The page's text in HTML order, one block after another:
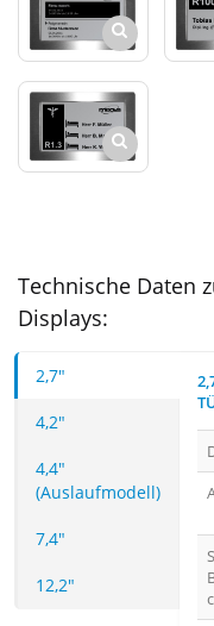
Technische Daten
Displays:
2,7"
4,2"
4,4"
(Auslaufmodell)
7,4"
12,2"